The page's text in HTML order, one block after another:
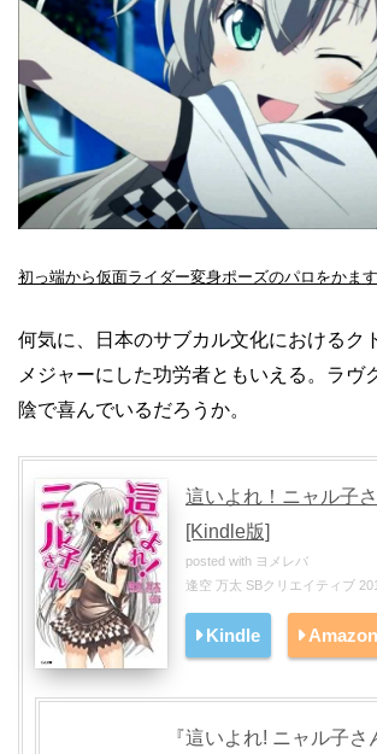
初っ端から仮面ライダー変身ポーズのパロをかま
何気に、日本のサブカル文化におけるク
メジャーにした功労者ともいえる。ラヴ
陰で喜んでいるだろうか。
這いよれ！ニャル子
[Kindle版]
posted with ヨメレバ
逢空 万太 SBクリエイティブ
Kindle
『這いよれ! ニャル子